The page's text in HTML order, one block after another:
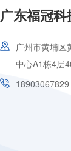
广东福冠
广州市黄埔区
中心A1栋4层
18903067829